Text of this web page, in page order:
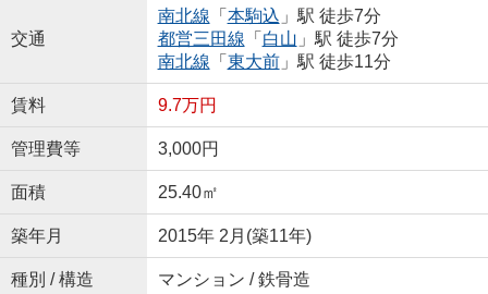
交通
南北線 「 本駒込 」駅 徒歩7分
都営三田線 「 白山 」駅 徒歩7分
南北線 「 東大前」駅 徒歩11分
賃料 9.7万円
管理費等 3,000円
面積 25.40㎡
築年月 2015年 2月(築11年)
種別 / 構造 マンション / 鉄骨造